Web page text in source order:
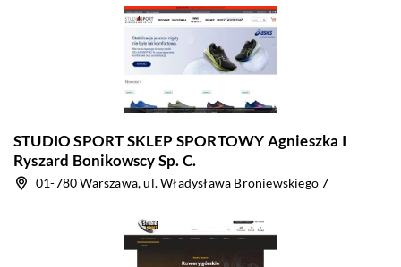
STUDIO SPORT SKLEP SPORTOWY Agnieszka I
Ryszard Bonikowscy Sp. C.
01-780 Warszawa, ul. Władysława Broniewskiego 7